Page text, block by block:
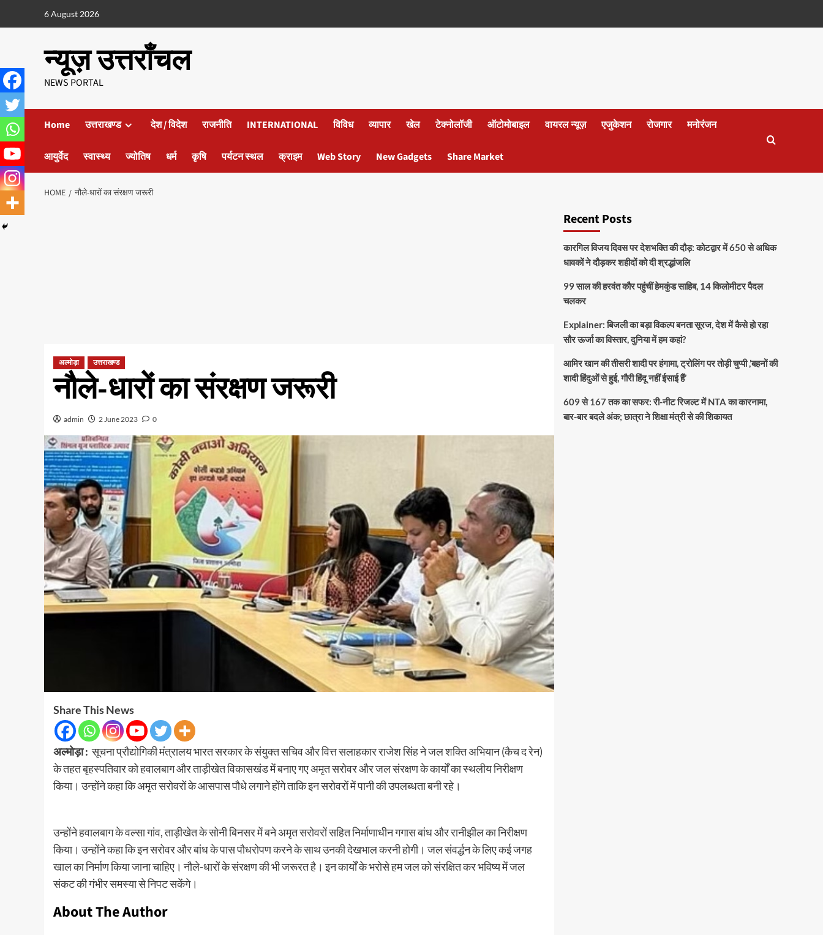
6 August 2026
न्यूज़ उत्तराँचल
NEWS PORTAL
Home उत्तराखण्ड देश / विदेश राजनीति INTERNATIONAL विविध व्यापार खेल टेक्नोलॉजी ऑटोमोबाइल वायरल न्यूज़ एजुकेशन रोजगार मनोरंजन
आयुर्वेद स्वास्थ्य ज्योतिष धर्म कृषि पर्यटन स्थल क्राइम Web Story New Gadgets Share Market
HOME नौले-धारों का संरक्षण जरूरी
अल्मोड़ा उत्तराखण्ड
नौले-धारों का संरक्षण जरूरी
admin 2 June 2023 0
Share This News
अल्मोड़ा : सूचना प्रौद्योगिकी मंत्रालय भारत सरकार के संयुक्त सचिव और वित्त सलाहकार राजेश सिंह ने जल शक्ति अभियान (कैच द रेन)
के तहत बृहस्पतिवार को हवालबाग और ताड़ीखेत विकासखंड में बनाए गए अमृत सरोवर और जल संरक्षण के कार्यों का स्थलीय निरीक्षण
किया। उन्होंने कहा कि अमृत सरोवरों के आसपास पौधे लगाने होंगे ताकि इन सरोवरों में पानी की उपलब्धता बनी रहे।
उन्होंने हवालबाग के वल्सा गांव, ताड़ीखेत के सोनी बिनसर में बने अमृत सरोवरों सहित निर्माणाधीन गगास बांध और रानीझील का निरीक्षण
किया। उन्होंने कहा कि इन सरोवर और बांध के पास पौधरोपण करने के साथ उनकी देखभाल करनी होगी। जल संवर्द्धन के लिए कई जगह
खाल का निर्माण किया जाना चाहिए। नौले-धारों के संरक्षण की भी जरूरत है। इन कार्यों के भरोसे हम जल को संरक्षित कर भविष्य में जल
संकट की गंभीर समस्या से निपट सकेंगे।
About The Author
Recent Posts
कारगिल विजय दिवस पर देशभक्ति की दौड़: कोटद्वार में 650 से अधिक
धावकों ने दौड़कर शहीदों को दी श्रद्धांजलि
99 साल की हरवंत कौर पहुंचीं हेमकुंड साहिब, 14 किलोमीटर पैदल
चलकर
Explainer: बिजली का बड़ा विकल्प बनता सूरज, देश में कैसे हो रहा
सौर ऊर्जा का विस्तार, दुनिया में हम कहां?
आमिर खान की तीसरी शादी पर हंगामा, ट्रोलिंग पर तोड़ी चुप्पी ,’बहनों की
शादी हिंदुओं से हुई, गौरी हिंदू नहीं ईसाई हैं’
609 से 167 तक का सफर: री-नीट रिजल्ट में NTA का कारनामा,
बार-बार बदले अंक; छात्रा ने शिक्षा मंत्री से की शिकायत